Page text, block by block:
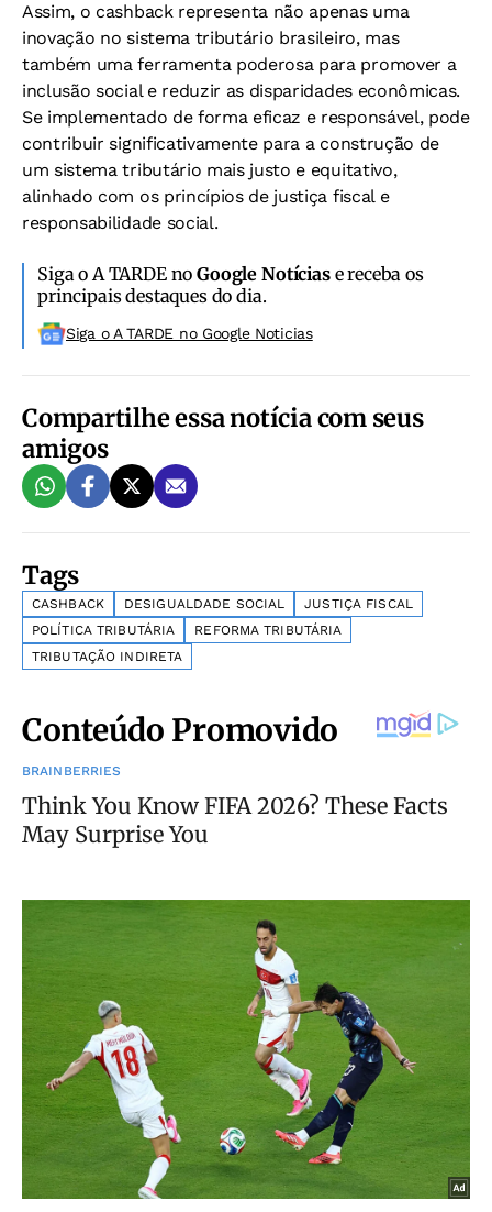
Assim, o cashback representa não apenas uma
inovação no sistema tributário brasileiro, mas
também uma ferramenta poderosa para promover a
inclusão social e reduzir as disparidades econômicas.
Se implementado de forma eficaz e responsável, pode
contribuir significativamente para a construção de
um sistema tributário mais justo e equitativo,
alinhado com os princípios de justiça fiscal e
responsabilidade social.
Siga o A TARDE noGoogle Notíciase receba os
principais destaques do dia.
Siga o A TARDE no Google Noticias
Compartilhe essa notícia com seus
amigos
Tags
CASHBACK DESIGUALDADE SOCIAL
JUSTIÇA FISCAL
POLÍTICA TRIBUTÁRIA
REFORMA TRIBUTÁRIA
TRIBUTAÇÃO INDIRETA